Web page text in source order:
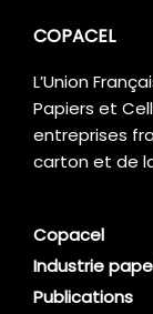
COPACEL
L’Union
Papiers et
entreprises
carton et de
Copacel
Industrie
Publications